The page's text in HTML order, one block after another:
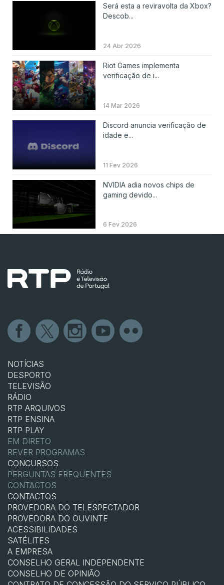
Será esta a reviravolta da Xbox?
Descob...
24 Abr 2026
Riot Games implementa
verificação de i...
14 Mar 2026
Discord anuncia verificação de
idade e...
11 Fev 2026
NVIDIA adia novos chips de
gaming devido...
6 Fev 2026
NOTÍCIAS
DESPORTO
TELEVISÃO
RÁDIO
RTP ARQUIVOS
RTP ENSINA
RTP PLAY
EM DIRETO
REVER PROGRAMAS
CONCURSOS
PERGUNTAS FREQUENTES
CONTACTOS
CONTACTOS
PROVEDORA DO TELESPECTADOR
PROVEDORA DO OUVINTE
ACESSIBILIDADES
SATÉLITES
A EMPRESA
CONSELHO GERAL INDEPENDENTE
CONSELHO DE OPINIÃO